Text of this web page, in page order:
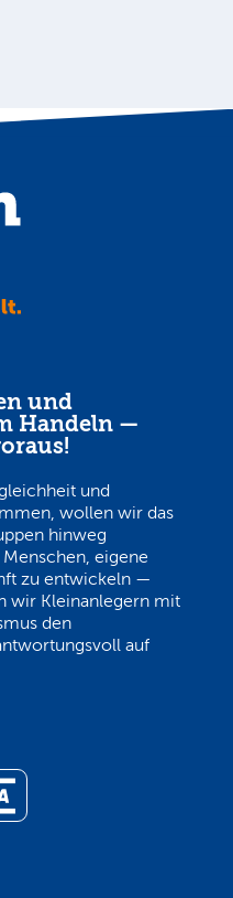
und
Handeln —
und
wollen wir das
hinweg
eigene
zu entwickeln —
wir Kleinanlegern mit
den
auf